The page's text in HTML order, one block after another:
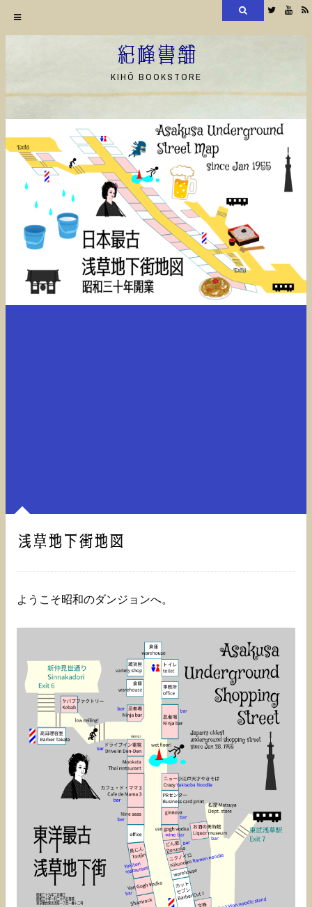
ン
ツ
へ
Twitter
紀峰書舗
KIHŌ BOOKSTORE
浅草地下街地図
ようこそ昭和のダンジョンへ。